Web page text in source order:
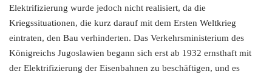
Elektrifizierung wurde jedoch nicht realisiert, da die
Kriegssituationen, die kurz darauf mit dem Ersten Weltkrieg
eintraten, den Bau verhinderten. Das Verkehrsministerium des
Königreichs Jugoslawien begann sich erst ab 1932 ernsthaft mit
der Elektrifizierung der Eisenbahnen zu beschäftigen, und es